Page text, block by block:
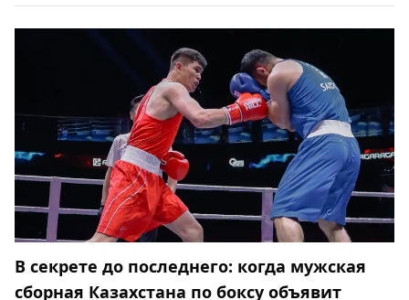
В секрете до последнего: когда мужская
сборная Казахстана по боксу объявит